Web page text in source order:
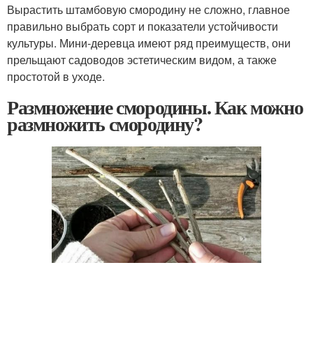
Вырастить штамбовую смородину не сложно, главное
правильно выбрать сорт и показатели устойчивости
культуры. Мини-деревца имеют ряд преимуществ, они
прельщают садоводов эстетическим видом, а также
простотой в уходе.
Размножение смородины. Как можно
размножить смородину?